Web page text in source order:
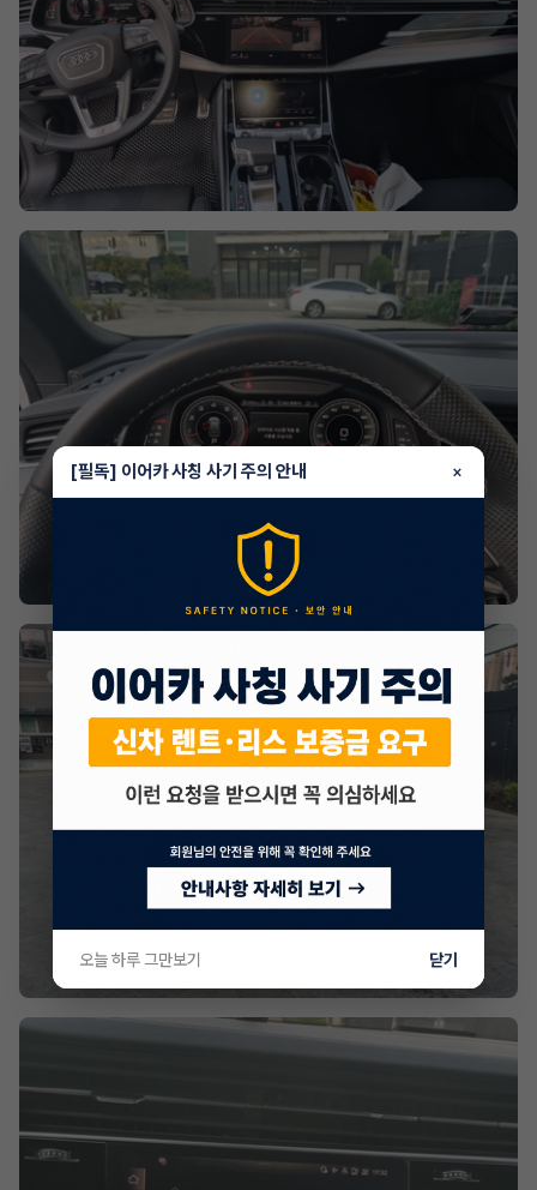
[필독] 이어카 사칭 사기 주의 안내 ×
오늘 하루 그만보기 닫기